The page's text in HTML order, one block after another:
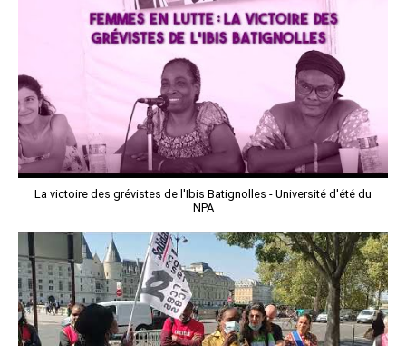
La victoire des grévistes de l'Ibis Batignolles - Université d'été du
NPA